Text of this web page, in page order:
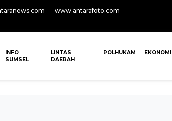
www.antarafoto.com
INFO
SUMSEL
LINTAS
DAERAH
POLHUKAM EKONOMI